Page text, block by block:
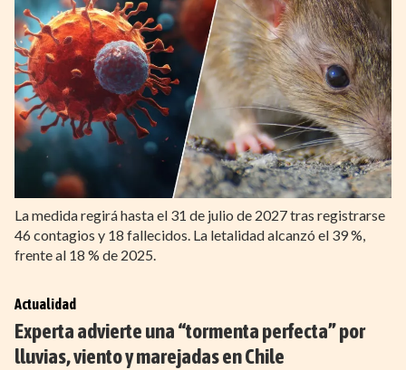
La medida regirá hasta el 31 de julio de 2027 tras registrarse
46 contagios y 18 fallecidos. La letalidad alcanzó el 39 %,
frente al 18 % de 2025.
Experta advierte una “tormenta perfecta” por
lluvias, viento y marejadas en Chile
Actualidad